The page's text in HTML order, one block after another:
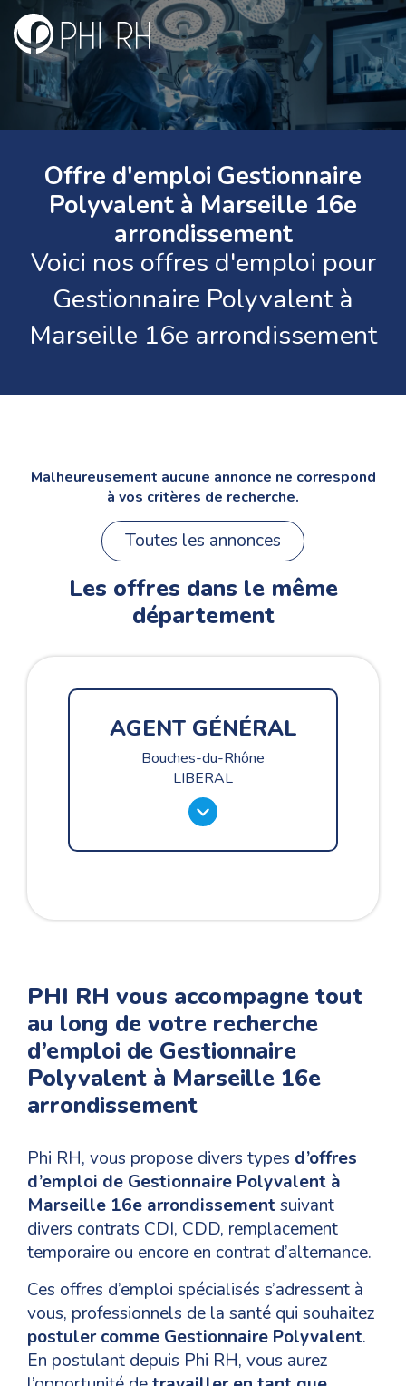
Offre d'emploi Gestionnaire
Polyvalent à Marseille 16e
arrondissement
Voici nos offres d'emploi pour
Gestionnaire Polyvalent à
Marseille 16e arrondissement
Malheureusement aucune annonce ne correspond
à vos critères de recherche.
Toutes les annonces
Les offres dans le même
département
AGENT GÉNÉRAL
Bouches-du-Rhône
LIBERAL
PHI RH vous accompagne tout
au long de votre recherche
d’emploi de Gestionnaire
Polyvalent à Marseille 16e
arrondissement
Phi RH, vous propose divers types d’offres
d’emploi de Gestionnaire Polyvalent à
Marseille 16e arrondissementsuivant
divers contrats CDI, CDD, remplacement
temporaire ou encore en contrat d’alternance.
Ces offres d’emploi spécialisés s’adressent à
vous, professionnels de la santé qui souhaitez
postuler comme Gestionnaire Polyvalent.
En postulant depuis Phi RH, vous aurez